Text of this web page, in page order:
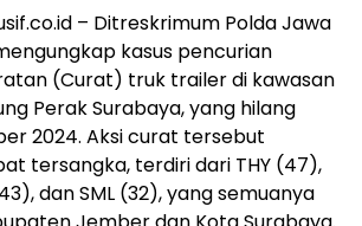
– Ditreskrimum Polda Jawa
kasus pencurian
(Curat) truk trailer di kawasan
Perak Surabaya, yang hilang
2024. Aksi curat tersebut
tersangka, terdiri dari THY (47),
dan SML (32), yang semuanya